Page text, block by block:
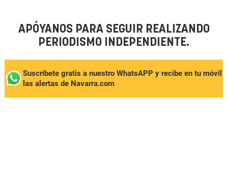
APÓYANOS PARA SEGUIR REALIZANDO
PERIODISMO INDEPENDIENTE.
Suscríbete gratis a nuestro WhatsAPP y recibe en tu móvil
las alertas de Navarra.com